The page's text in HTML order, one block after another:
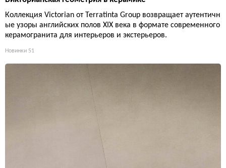
Коллекция Victorian от Terratinta Group возвращает аутентичн
ые узоры английских полов XIX века в формате современного
керамогранита для интерьеров и экстерьеров.
Новинки 51